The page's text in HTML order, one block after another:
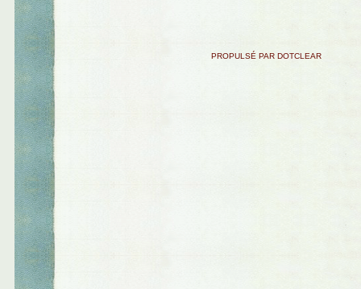
PROPULSÉ PAR DOTCLEAR